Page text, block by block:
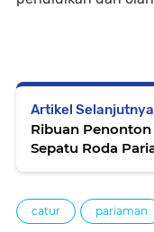
Artikel Selanjutnya
Ribuan
Sepatu Roda
catur pariaman